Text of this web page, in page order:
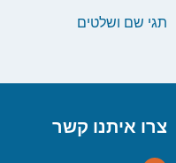
תגי שם ושלטים
צרו איתנו קשר